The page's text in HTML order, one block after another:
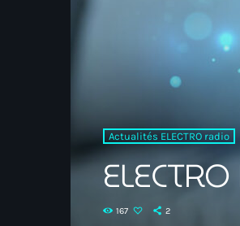
Actualités ELECTRO radio
Préparez-vous à
167 2